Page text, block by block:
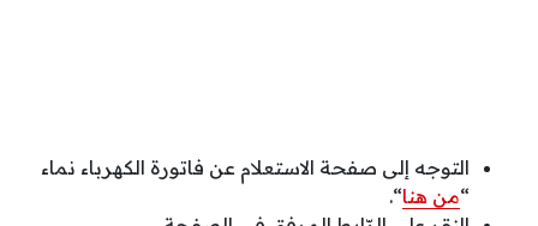
التوجه إلى صفحة الاستعلام عن فاتورة الكهرباء نماء
“من هنا“.